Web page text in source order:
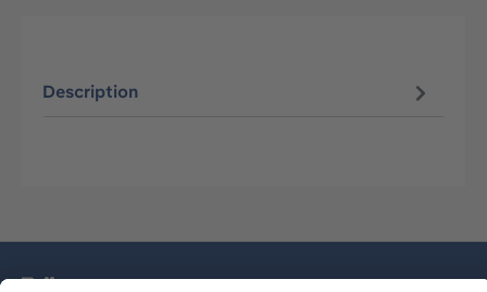
Description